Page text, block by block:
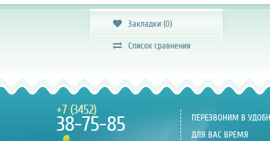
КАБЕЛИ УСЛУГИ
Закладки (0)
Список сравнения
+7 (3452)
38-75-85
ПЕРЕЗВОНИМ В
ДЛЯ ВАС ВРЕМЯ